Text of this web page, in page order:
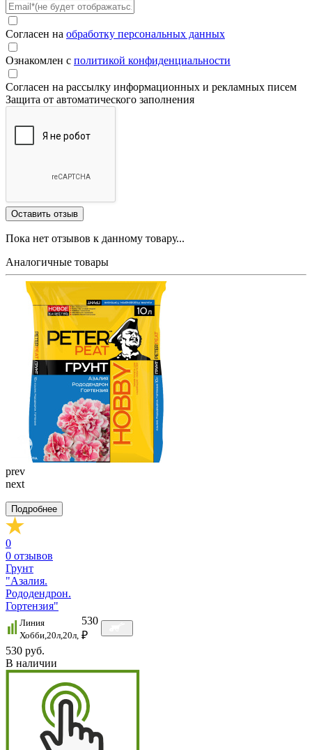
Согласен на обработку персональных данных
Ознакомлен с политикой конфиденциальности
Согласен на рассылку информационных и рекламных писем
Защита от автоматического заполнения
Пока нет отзывов к данному товару...
Аналогичные товары
prev
next
Подробнее
0
0 отзывов
Грунт
"Азалия.
Рододендрон.
Гортензия"
Линия
Хобби,20л,20л,
530
₽
530 руб.
В наличии